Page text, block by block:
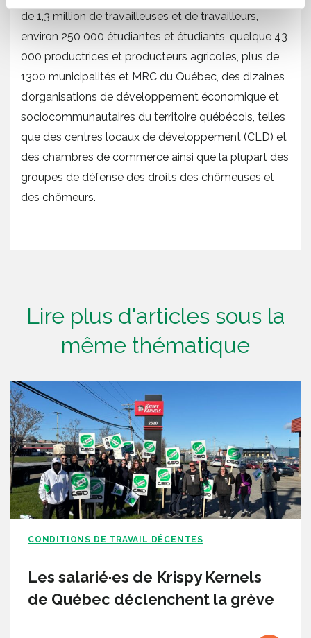
de 1,3 million de travailleuses et de travailleurs,
environ 250 000 étudiantes et étudiants, quelque 43
000 productrices et producteurs agricoles, plus de
1300 municipalités et MRC du Québec, des dizaines
d’organisations de développement économique et
sociocommunautaires du territoire québécois, telles
que des centres locaux de développement (CLD) et
des chambres de commerce ainsi que la plupart des
groupes de défense des droits des chômeuses et
des chômeurs.
Lire plus d'articles sous la
même thématique
CONDITIONS DE TRAVAIL DÉCENTES
Les salarié·es de Krispy Kernels
de Québec déclenchent la grève